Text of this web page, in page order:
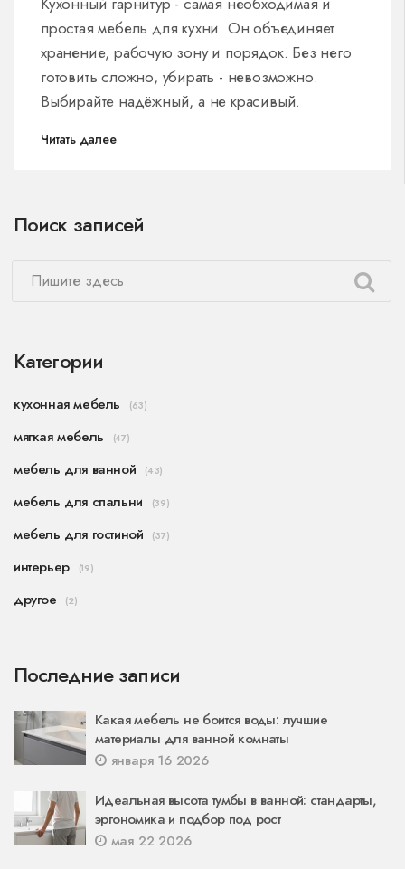
простая мебель для кухни. Он объединяет
хранение, рабочую зону и порядок. Без него
готовить сложно, убирать - невозможно.
Выбирайте надёжный, а не красивый.
Читать далее
Поиск записей
Категории
кухонная мебель (63)
мягкая мебель (47)
мебель для ванной (43)
мебель для спальни (39)
мебель для гостиной (37)
интерьер (19)
другое (2)
Последние записи
Какая мебель не боится воды: лучшие
материалы для ванной комнаты
января 16 2026
Идеальная высота тумбы в ванной: стандарты,
эргономика и подбор под рост
мая 22 2026